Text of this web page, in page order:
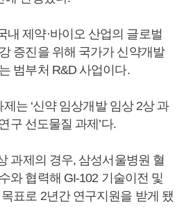
내 제약·바이오 산업의 글로벌
증진을 위해 국가가 신약개발
범부처 R&D 사업이다.
는 ‘신약 임상개발 임상 2상 과
구 선도물질 과제’다.
과제의 경우, 삼성서울병원 혈
와 협력해 GI-102 기술이전 및
표로 2년간 연구지원을 받게 됐